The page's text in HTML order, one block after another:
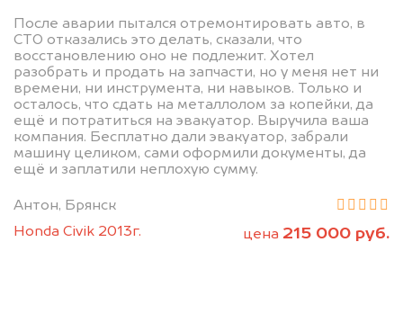
После аварии пытался отремонтировать авто, в
СТО отказались это делать, сказали, что
восстановлению оно не подлежит. Хотел
разобрать и продать на запчасти, но у меня нет ни
времени, ни инструмента, ни навыков. Только и
осталось, что сдать на металлолом за копейки, да
ещё и потратиться на эвакуатор. Выручила ваша
компания. Бесплатно дали эвакуатор, забрали
машину целиком, сами оформили документы, да
ещё и заплатили неплохую сумму.
Антон, Брянск
Honda Civik 2013г.
цена 215 000 руб.
разборку.
Мы купим ваше авто на 20.000 руб.
дороже, чем предлагают на
автоаукционах.